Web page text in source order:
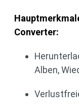
Converter:
Alben,